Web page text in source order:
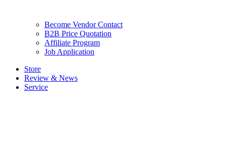
Become Vendor Contact
B2B Price Quotation
Affiliate Program
Job Application
Store
Review & News
Service